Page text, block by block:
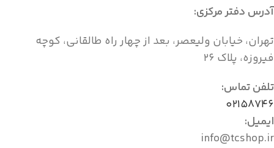
آدرس دفتر مرکزی:
تهران، خیابان ولیعصر، بعد از چهار راه طالقانی، کوچه
فیروزه، پلاک ۲۶
تلفن تماس:
۰۲۱۵۸۷۴۶
ایمیل:
info@tcshop.ir